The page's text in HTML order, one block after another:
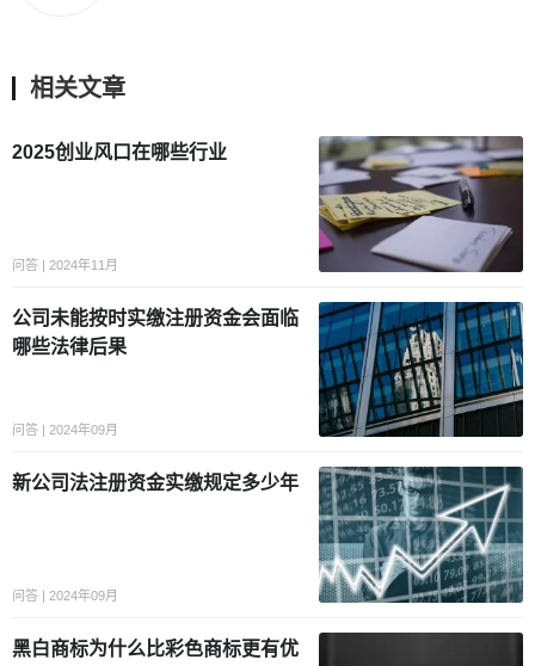
相关文章
2025创业风口在哪些行业
问答 | 2024年11月
公司未能按时实缴注册资金会面临
哪些法律后果
问答 | 2024年09月
新公司法注册资金实缴规定多少年
问答 | 2024年09月
黑白商标为什么比彩色商标更有优